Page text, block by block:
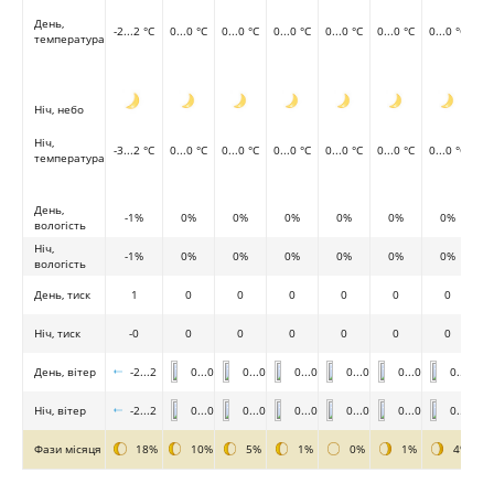
День,
температура
-2...2 °C 0...0 °C 0...0 °C 0...0 °C 0...0 °C 0...0 °C 0...0 °C
Ніч, небо
Ніч,
температура
-3...2 °C 0...0 °C 0...0 °C 0...0 °C 0...0 °C 0...0 °C 0...0 °C
День,
вологість
-1% 0% 0% 0% 0% 0%
0%
Ніч,
вологість
-1% 0% 0% 0% 0% 0% 0%
День, тиск 1 0 0 0 0 0 0
Ніч, тиск -0 0 0 0 0 0 0
День, вітер -2...2 0...0 0...0 0...0 0...0 0...0 0...0
Ніч, вітер -2...2 0...0 0...0 0...0 0...0 0...0 0...0
Фази місяця 18% 10% 5% 1% 0% 1% 4%